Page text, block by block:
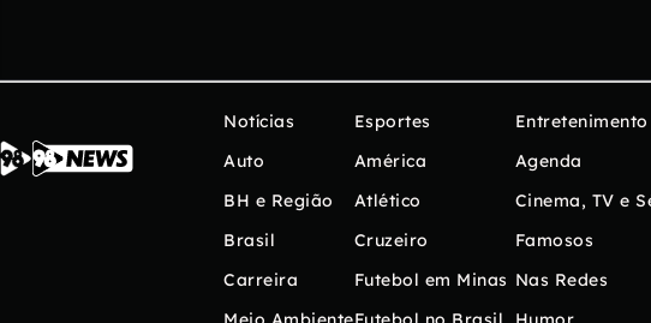
Notícias
Auto
BH e Região
Brasil
Carreira
Esportes
América
Atlético
Cruzeiro
Futebol em Minas
Entretenimento
Agenda
Cinema, TV e
Famosos
Nas Redes